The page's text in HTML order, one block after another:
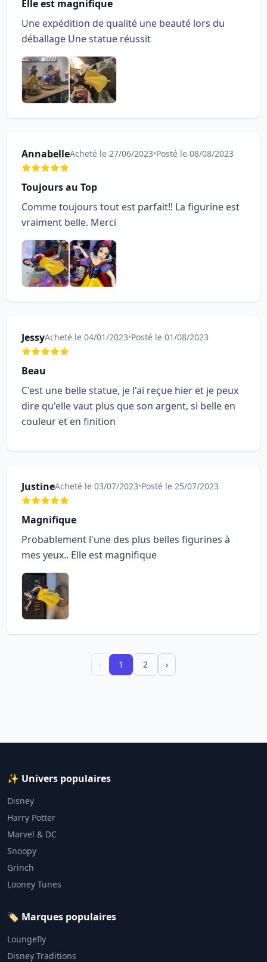
Elle est magnifique
Une expédition de qualité une beauté lors du
déballage Une statue réussit
AnnabelleAcheté le 27/06/2023•Posté le 08/08/2023
Toujours au Top
Comme toujours tout est parfait!! La figurine est
vraiment belle. Merci
JessyAcheté le 04/01/2023•Posté le 01/08/2023
Beau
C'est une belle statue, je l'ai reçue hier et je peux
dire qu'elle vaut plus que son argent, si belle en
couleur et en finition
JustineAcheté le 03/07/2023•Posté le 25/07/2023
Magnifique
Probablement l'une des plus belles figurines à
mes yeux.. Elle est magnifique
‹ 1 2 ›
✨ Univers populaires
Disney
Harry Potter
Marvel & DC
Snoopy
Grinch
Looney Tunes
🏷️ Marques populaires
Loungefly
Disney Traditions